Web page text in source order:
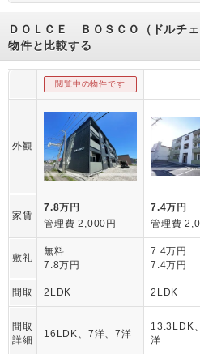
ＤＯＬＣＥ ＢＯＳＣＯ（ドルチ
物件と比較する
閲覧中の物件です
外観
家賃
7.8万円
管理費 2,000円
7.4万円
管理費
敷礼
無料
7.8万円
7.4万円
7.4万円
間取 2LDK 2LDK
間取
詳細
16LDK、7洋、7洋
13.3LDK
洋